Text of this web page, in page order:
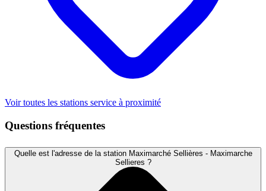
Voir toutes les stations service à proximité
Questions fréquentes
Quelle est l'adresse de la station Maximarché Sellières - Maximarche
Sellieres ?